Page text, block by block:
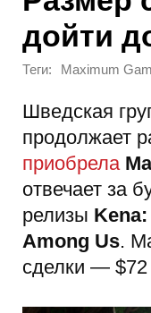
дойти
Теги: Maximum
Шведская
продолжает
приобрела
отвечает за
релизы
Among Us.
сделки —